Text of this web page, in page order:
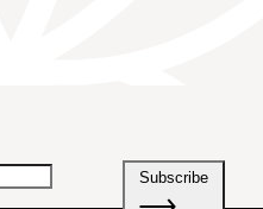
Subscribe